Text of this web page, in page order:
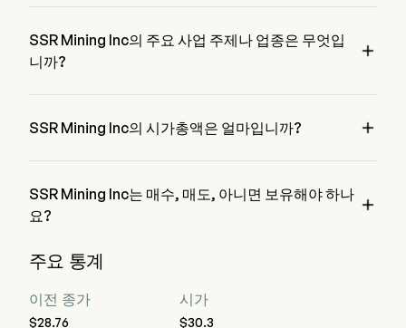
SSR Mining Inc의 주요 사업 주제나 업종은 무엇입
니까?

SSR Mining Inc의 시가총액은 얼마입니까? 
SSR Mining Inc는 매수, 매도, 아니면 보유해야 하나
요?

Inc에 대한 분석 평가를 실시했으며, 이는 2명의 강력한 매수,
도를 포함합니다
주요 통계
이전 종가
$28.76
시가
$30.3